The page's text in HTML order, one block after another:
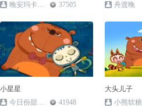
晚安玛卡巴卡
37505
舟渡晚
小星星
今日份甜度满分
41948
大头儿子
小熊软糖